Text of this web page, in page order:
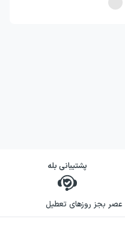
پشتیبانی بله